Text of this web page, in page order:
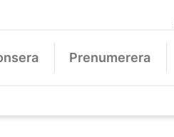
Prenumerera